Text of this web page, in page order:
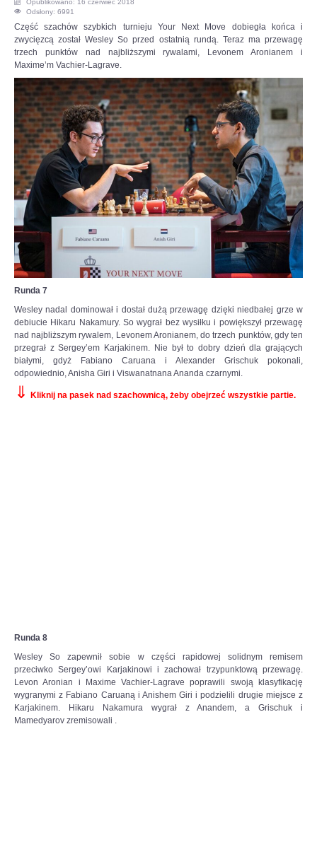
OPINIE, KONTROWERSJE
POLITYKA
FILMIKI
Z ARCHIWUM
SZACHIŚCI
ZDJĘCIA
Z KALENDARZA
Opublikowano: 16 czerwiec 2018
Odsłony: 6991
Część szachów szybkich turnieju Your Next Move dobiegła końca i
zwycięzcą został Wesley So przed ostatnią rundą. Teraz ma przewagę
trzech punktów nad najbliższymi rywalami, Levonem Aronianem i
Maxime’m Vachier-Lagrave.
Runda 7
Wesley nadal dominował i dostał dużą przewagę dzięki niedbałej grze w
debiucie Hikaru Nakamury. So wygrał bez wysiłku i powiększył przewagę
nad najbliższym rywalem, Levonem Aronianem, do trzech punktów, gdy ten
przegrał z Sergey’em Karjakinem. Nie był to dobry dzień dla grających
białymi, gdyż Fabiano Caruana i Alexander Grischuk pokonali,
odpowiednio, Anisha Giri i Viswanatnana Ananda czarnymi.
⇓ Kliknij na pasek nad szachownicą, żeby obejrzeć wszystkie partie.
Runda 8
Wesley So zapewnił sobie w części rapidowej solidnym remisem
przeciwko Sergey’owi Karjakinowi i zachował trzypunktową przewagę.
Levon Aronian i Maxime Vachier-Lagrave poprawili swoją klasyfikację
wygranymi z Fabiano Caruaną i Anishem Giri i podzielili drugie miejsce z
Karjakinem. Hikaru Nakamura wygrał z Anandem, a Grischuk i
Mamedyarov zremisowali .